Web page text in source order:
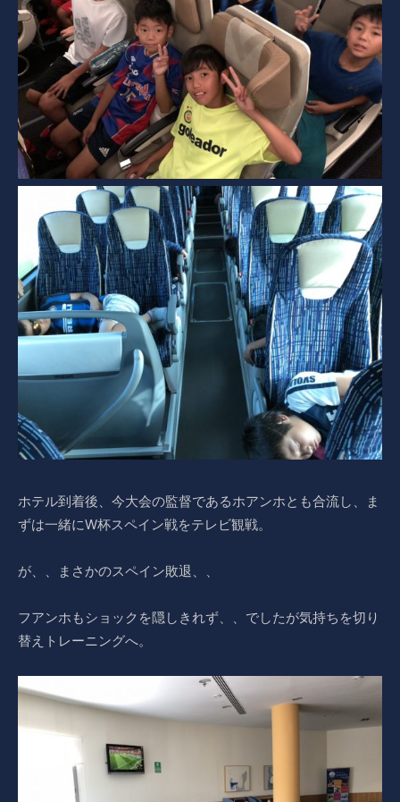
ホテル到着後、今大会の監督であるホアンホとも合流し、ま
ずは一緒にW杯スペイン戦をテレビ観戦。
が、、まさかのスペイン敗退、、
フアンホもショックを隠しきれず、、でしたが気持ちを切り
替えトレーニングへ。